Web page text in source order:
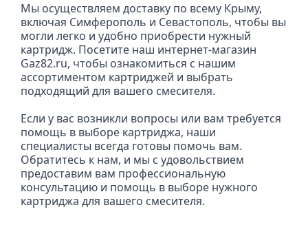
Мы осуществляем доставку по всему Крыму,
включая Симферополь и Севастополь, чтобы вы
могли легко и удобно приобрести нужный
картридж. Посетите наш интернет-магазин
Gaz82.ru, чтобы ознакомиться с нашим
ассортиментом картриджей и выбрать
подходящий для вашего смесителя.
Если у вас возникли вопросы или вам требуется
помощь в выборе картриджа, наши
специалисты всегда готовы помочь вам.
Обратитесь к нам, и мы с удовольствием
предоставим вам профессиональную
консультацию и помощь в выборе нужного
картриджа для вашего смесителя.